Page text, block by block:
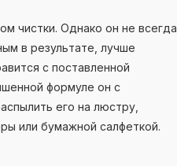
чистки. Однако он не всегда
в результате, лучше
с поставленной
формуле он с
его на люстру,
или бумажной салфеткой.